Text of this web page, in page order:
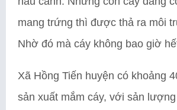
mang trứng thì được thả ra môi
Nhờ đó mà cáy không bao giờ
Xã Hồng Tiến huyện có khoảng
sản xuất mắm cáy, với sản